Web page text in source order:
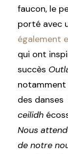
faucon, le
porté avec
également
qui ont
succès
des
ceilidh
Nous
de notre